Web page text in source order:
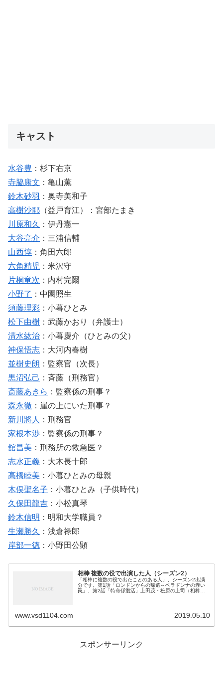
キャスト
水谷豊 ：杉下右京
寺脇康文 ：亀山薫
鈴木砂羽 ：奥寺美和子
高樹沙耶 （益戸育江）：宮部たまき
川原和久
：伊丹憲一
大谷亮介 ：三浦信輔
山西惇 ：角田六郎
六角精児 ：米沢守
片桐竜次 ：内村完爾
小野了 ：中園照生
須藤理彩 ：小暮ひとみ
松下由樹 ：武藤かおり（弁護士）
清水紘治 ：小暮慶介（ひとみの父）
神保悟志 ：大河内春樹
並樹史朗 ：監察官（次長）
黒沼弘己 ：斉藤（刑務官）
斎藤あきら ：監察係の刑事？
森永徹 ：崖の上にいた刑事？
新川將人
：刑務官
家根本渉 ：監察係の刑事？
舘昌美 ：刑務所の救急医？
志水正義 ：大木長十郎
高橋睦美 ：小暮ひとみの母親
木俣聖名子 ：小暮ひとみ（子供時代）
久保田龍吉 ：小松真琴
鈴木信明 ：明和大学職員？
生瀬勝久
：浅倉禄郎
岸部一徳 ：小野田公顕
相棒 複数の役で出演した人（シーズン2）
「相棒に複数の役で出たことのある人」、シーズン2出演
分です。第1話「ロンドンからの帰還～ベラドンナの赤い
罠」、第2話「特命係復活」上田茂・松原の上司（相棒～
www.vsd1104.com 2019.05.10
スポンサーリンク